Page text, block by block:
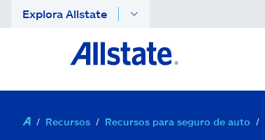
Explora Allstate
Recursos Recursos para seguro de auto